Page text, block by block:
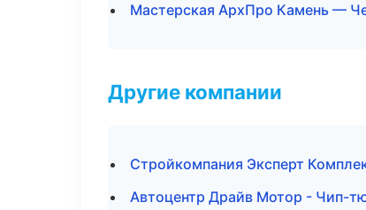
Мастерская АрхПро Камень —
Другие компании
Стройкомпания Эксперт
Автоцентр Драйв Мотор - Чип-